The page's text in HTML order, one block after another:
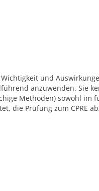
und
anzuwenden. Sie
Methoden) sowohl
die Prüfung zum CPRE